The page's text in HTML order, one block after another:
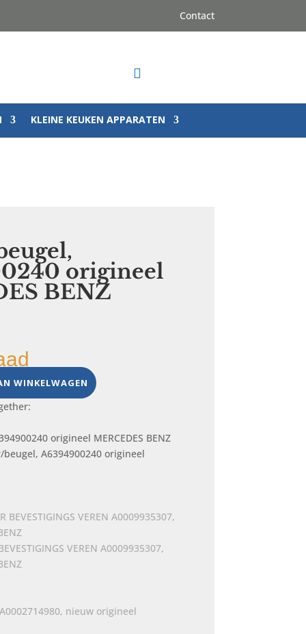
Contact

KLEINE KEUKEN APPARATEN
origineel
BENZ
WINKELWAGEN
A6394900240 origineel
VEREN A0009935307,